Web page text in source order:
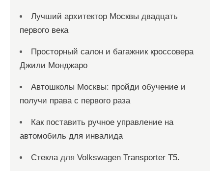
Лучший архитектор Москвы двадцать
первого века
Просторный салон и багажник кроссовера
Джили Монджаро
Автошколы Москвы: пройди обучение и
получи права с первого раза
Как поставить ручное управление на
автомобиль для инвалида
Стекла для Volkswagen Transporter T5.